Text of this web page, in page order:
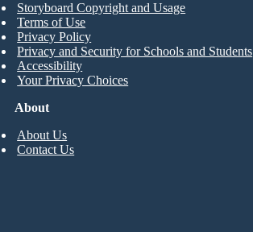
About
About Us
Contact Us
Storyboard Copyright and Usage
Terms of Use
Privacy Policy
Privacy and Security for Schools and Students
Accessibility
Your Privacy Choices